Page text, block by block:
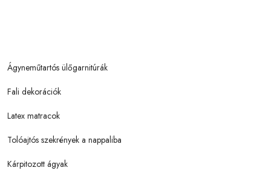
Ágyneműtartós ülőgarnitúrák
Fali dekorációk
Latex matracok
Tolóajtós szekrények a nappaliba
Kárpitozott ágyak